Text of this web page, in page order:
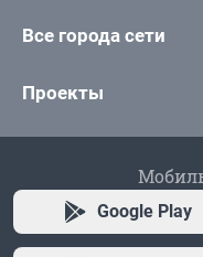
Все города сети
Проекты
Google Play